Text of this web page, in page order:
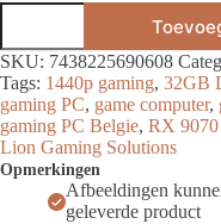
Phoenix
Gaming
PC
Ryzen
7
9800X3D
+
SKU: 7438225690608
Tags: 1440p gaming, 32GB
gaming PC, game computer,
gaming PC Belgie, RX
Lion Gaming Solutions
Opmerkingen
Afbeeldingen
geleverde product